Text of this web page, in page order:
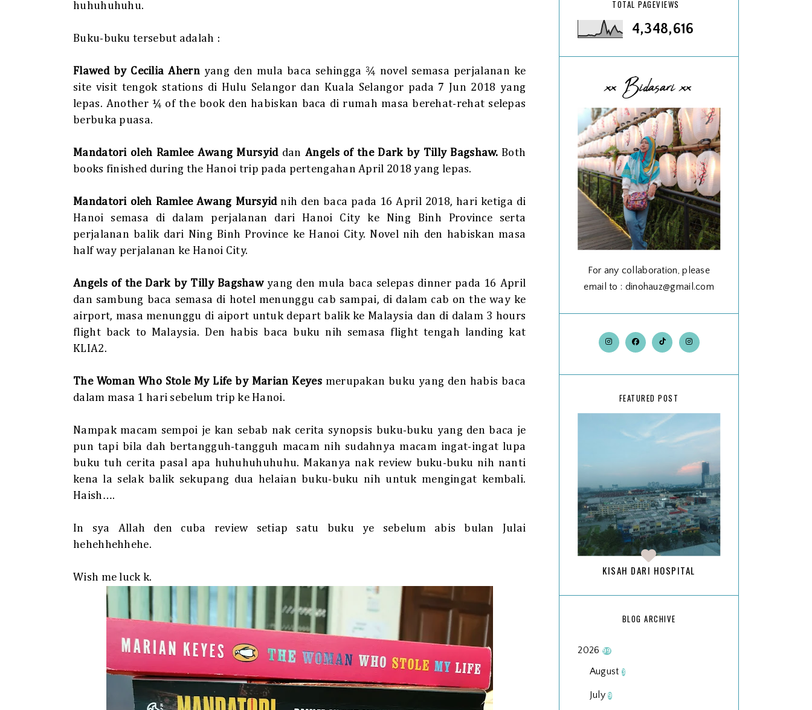
huhuhuhuhu.
Buku-buku tersebut adalah :
Flawed by Cecilia Ahern yang den mula baca sehingga ¾ novel semasa perjalanan ke
site visit tengok stations di Hulu Selangor dan Kuala Selangor pada 7 Jun 2018 yang
lepas. Another ¼ of the book den habiskan baca di rumah masa berehat-rehat selepas
berbuka puasa.
Mandatori oleh Ramlee Awang Mursyid dan Angels of the Dark by Tilly Bagshaw. Both
books finished during the Hanoi trip pada pertengahan April 2018 yang lepas.
Mandatori oleh Ramlee Awang Mursyid nih den baca pada 16 April 2018, hari ketiga di
Hanoi semasa di dalam perjalanan dari Hanoi City ke Ning Binh Province serta
perjalanan balik dari Ning Binh Province ke Hanoi City. Novel nih den habiskan masa
half way perjalanan ke Hanoi City.
Angels of the Dark by Tilly Bagshaw yang den mula baca selepas dinner pada 16 April
dan sambung baca semasa di hotel menunggu cab sampai, di dalam cab on the way ke
airport, masa menunggu di aiport untuk depart balik ke Malaysia dan di dalam 3 hours
flight back to Malaysia. Den habis baca buku nih semasa flight tengah landing kat
KLIA2.
The Woman Who Stole My Life by Marian Keyesmerupakan buku yang den habis baca
dalam masa 1 hari sebelum trip ke Hanoi.
Nampak macam sempoi je kan sebab nak cerita synopsis buku-buku yang den baca je
pun tapi bila dah bertangguh-tangguh macam nih sudahnya macam ingat-ingat lupa
buku tuh cerita pasal apa huhuhuhuhuhu. Makanya nak review buku-buku nih nanti
kena la selak balik sekupang dua helaian buku-buku nih untuk mengingat kembali.
Haish….
In sya Allah den cuba review setiap satu buku ye sebelum abis bulan Julai
hehehhehhehe.
Wish me luck k.
TOTAL PAGEVIEWS
4,348,616
xx Bidasari xx
For any collaboration, please
email to : dinohauz@gmail.com
FEATURED POST
KISAH DARI HOSPITAL
BLOG ARCHIVE
2026 99
August 3
July9